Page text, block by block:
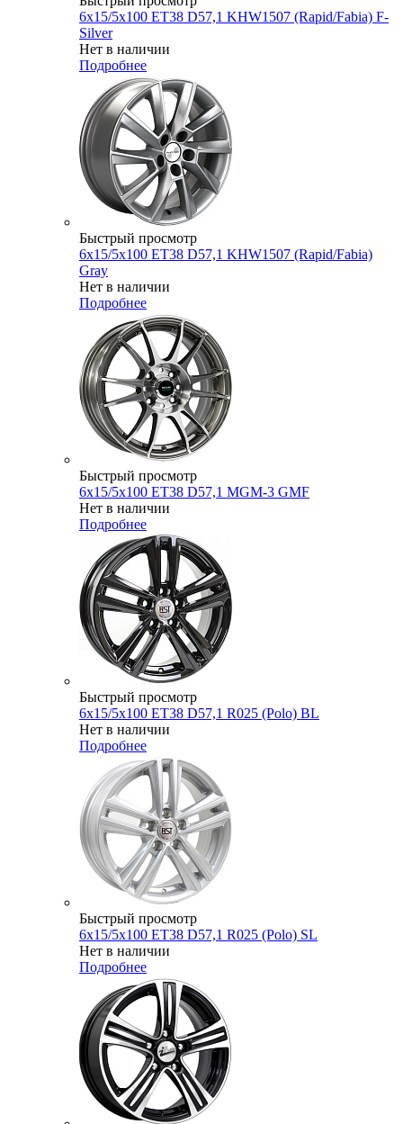
6x15/5x100 ET38 D57,1 KHW1507 (Rapid/Fabia) F-
Silver
Нет в наличии
Подробнее
Быстрый просмотр
6x15/5x100 ET38 D57,1 KHW1507 (Rapid/Fabia)
Gray
Нет в наличии
Подробнее
Быстрый просмотр
6x15/5x100 ET38 D57,1 MGM-3 GMF
Нет в наличии
Подробнее
Быстрый просмотр
6x15/5x100 ET38 D57,1 R025 (Polo) BL
Нет в наличии
Подробнее
Быстрый просмотр
6x15/5x100 ET38 D57,1 R025 (Polo) SL
Нет в наличии
Подробнее